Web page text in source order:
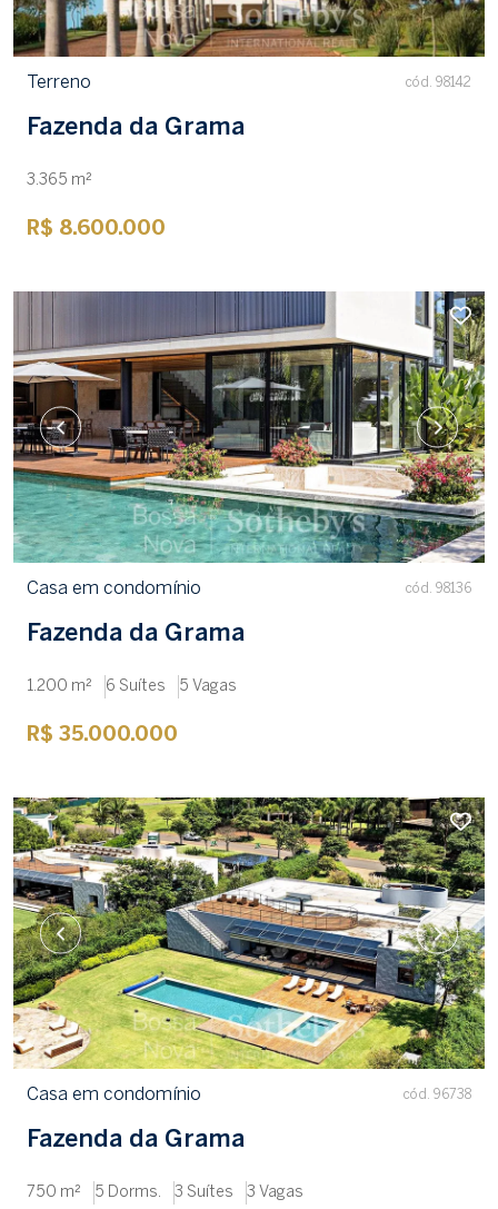
Terreno cód. 98142
Fazenda da Grama
3.365 m²
R$ 8.600.000
Casa em condomínio cód. 98136
Fazenda da Grama
1.200 m² 6 Suítes 5 Vagas
R$ 35.000.000
Casa em condomínio cód. 96738
Fazenda da Grama
750 m² 5 Dorms. 3 Suítes 3 Vagas